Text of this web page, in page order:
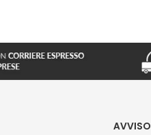
AVVISO